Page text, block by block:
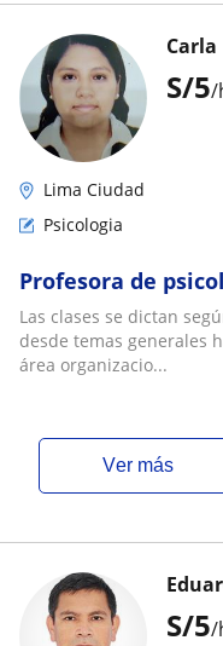
S/5/
Carla
Lima Ciudad
Psicologia
Profesora de
Las clases se dictan
desde temas generales
área organizacio...
ver más
S/5/